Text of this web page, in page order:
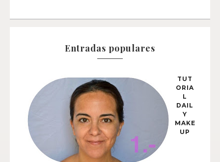
Entradas populares
TUT
ORIA
L
DAIL
Y
MAKE
UP